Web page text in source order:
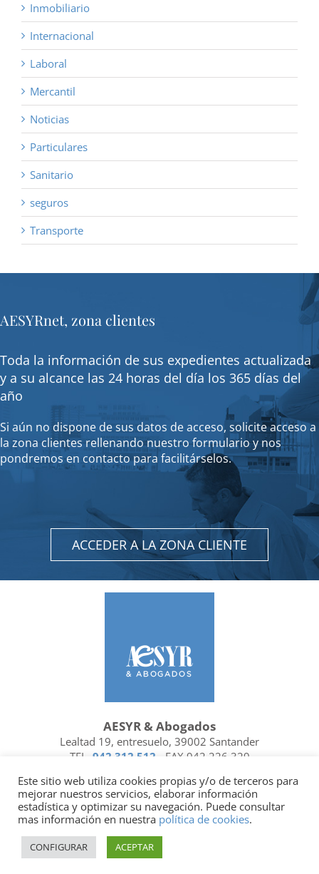
Inmobiliario
Internacional
Laboral
Mercantil
Noticias
Particulares
Sanitario
seguros
Transporte
AESYRnet, zona clientes
Toda la información de sus expedientes actualizada
y a su alcance las 24 horas del día los 365 días del
año
Si aún no dispone de sus datos de acceso, solicite acceso a
la zona clientes rellenando nuestro formulario y nos
pondremos en contacto para facilitárselos.
ACCEDER A LA ZONA CLIENTE
AESYR & Abogados
Lealtad 19, entresuelo, 39002 Santander
TEL. 942 312 512 - FAX 942 226 329
FacebookLinkedin
Socio de | Miembro de
Política de privacidad
Este sitio web utiliza cookies propias y/o de terceros para
mejorar nuestros servicios, elaborar información
estadística y optimizar su navegación. Puede consultar
mas información en nuestra política de cookies.
CONFIGURAR ACEPTAR